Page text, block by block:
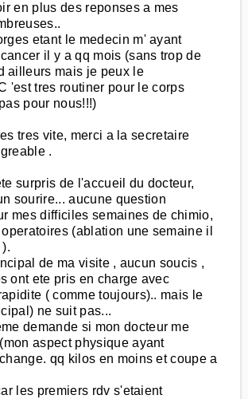
en plus des reponses a mes
etant le medecin m' ayant
il y a qq mois (sans trop de
ailleurs mais je peux le
'est tres routiner pour le corps
pour nous!!!)
tres vite, merci a la secretaire
.
surpris de l'accueil du docteur,
sourire... aucune question
mes difficiles semaines de chimio,
(ablation une semaine il
de ma visite , aucun soucis ,
ont ete pris en charge avec
( comme toujours).. mais le
ne suit pas...
demande si mon docteur me
aspect physique ayant
qq kilos en moins et coupe a
les premiers rdv s'etaient